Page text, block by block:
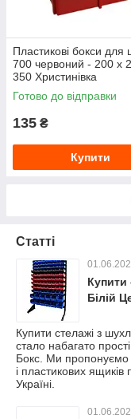
Пластикові бокси для
700 червоний - 200 х
350 Христинівка
Готово до відправки
135 ₴
Купити
Статті
Купити
Білій
Купити стелажі з
стало набагато
Бокс. Ми пропонуємо
і пластикових ящиків
Україні.